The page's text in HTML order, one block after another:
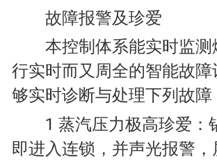
故障报警及珍爱
本控制体系能实时监测
行实时而又周全的智能故
够实时诊断与处理下列故障
1 蒸汽压力极高珍爱：
即进入连锁，并声光报警